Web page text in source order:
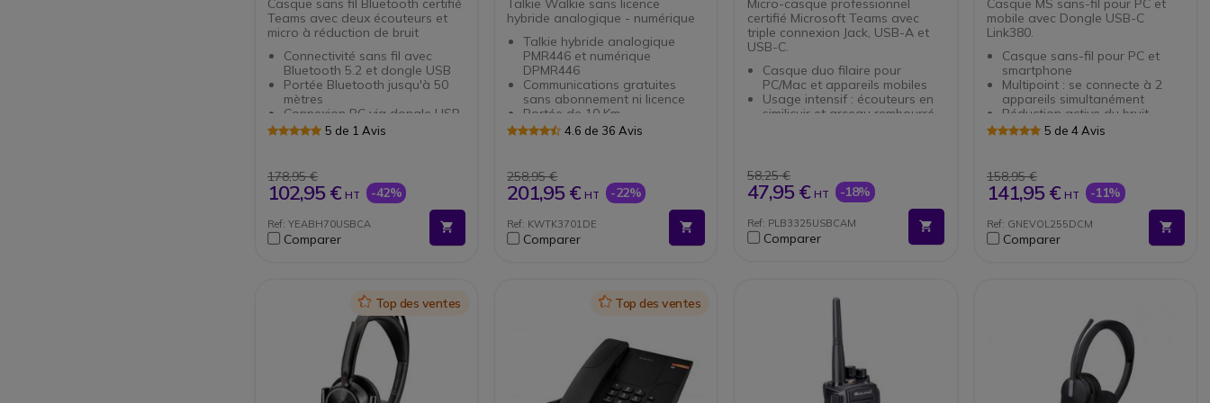
Casque sans fil Bluetooth certifié
Teams avec deux écouteurs et
micro à réduction de bruit
Connectivité sans fil avec
Bluetooth 5.2 et dongle USB
Portée Bluetooth jusqu'à 50
mètres
Connexion PC via dongle USB
A ou C
plateformes)
Conception légère de 147g
pour un confort prolongé
Fréquence des écouteurs : 20 -
20 000 Hz
Microphone à perche avec
5 de 1 Avis
178,95 €
102,95 € HT -42%
Ref: YEABH70USBCA
Comparer
Talkie Walkie sans licence
hybride analogique - numérique
Talkie hybride analogique
PMR446 et numérique
DPMR446
Communications gratuites
sans abonnement ni licence
Portée de 10 Km
48 canaux : 16 analogiques et
poussière et les projections
d'eau
Robuste et compact :
militaires MIL-STD 810 C, D, E,
F, G
Fonctions VOX et SCAN
4.6 de 36 Avis
258,95 €
201,95 € HT -22%
Ref: KWTK3701DE
Comparer
Micro-casque professionnel
certifié Microsoft Teams avec
triple connexion Jack, USB-A et
USB-C.
Casque duo filaire pour
PC/Mac et appareils mobiles
Usage intensif : écouteurs en
similicuir et arceau rembourré
Protection auditive
SoundGuard
Boîtier de commandes : prise
d’appels, mute, réglage du
volume
Certifié Microsoft Teams
58,25 €
47,95 € HT -18%
Ref: PLB3325USBCAM
Comparer
Casque MS sans-fil pour PC et
mobile avec Dongle USB-C
Link380.
Casque sans-fil pour PC et
smartphone
Multipoint : se connecte à 2
appareils simultanément
Réduction active du bruit
(ANC)
Busylight à 360° intégrée
Jusqu'à 18h d'autonomie
Version MS : certifié Microsoft
5 de 4 Avis
158,95 €
141,95 € HT -11%
Ref: GNEVOL255DCM
Comparer
IconTop des ventes IconTop des ventes